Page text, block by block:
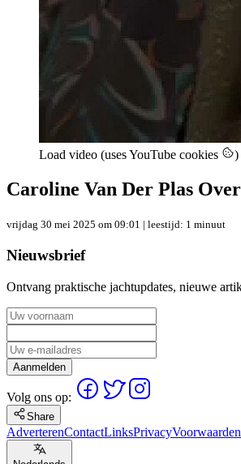
Load video (uses YouTube cookies )
Caroline Van Der Plas
vrijdag 30 mei 2025 om 09:01 | leestijd: 1 minuut
Nieuwsbrief
Ontvang praktische jachtupdates, nieuwe
Aanmelden
Volg ons op:
Share
AdverterenContactLinksPrivacyVoorwaarden